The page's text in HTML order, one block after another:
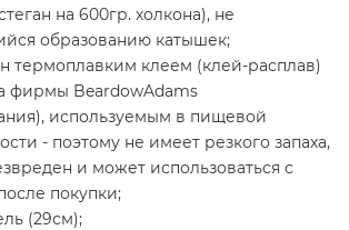
на 600гр. холкона), не
образованию катышек;
термоплавким клеем (клей-расплав)
фирмы BeardowAdams
используемым в пищевой
- поэтому не имеет резкого запаха,
и может использоваться с
покупки;
(29см);